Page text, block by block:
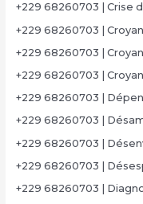
+229 68260703 | Crise
+229 68260703 |
+229 68260703 |
+229 68260703 |
+229 68260703 |
+229 68260703 |
+229 68260703 |
+229 68260703 |
+229 68260703 |